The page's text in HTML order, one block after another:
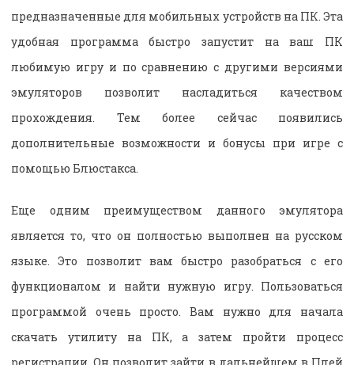
предназначенные для мобильных устройств на ПК. Эта
удобная программа быстро запустит на ваш ПК
любимую игру и по сравнению с другими версиями
эмуляторов позволит насладиться качеством
прохождения. Тем более сейчас появились
дополнительные возможности и бонусы при игре с
помощью Блюстакса.
Еще одним преимуществом данного эмулятора
является то, что он полностью выполнен на русском
языке. Это позволит вам быстро разобраться с его
функционалом и найти нужную игру. Пользоваться
программой очень просто. Вам нужно для начала
скачать утилиту на ПК, а затем пройти процесс